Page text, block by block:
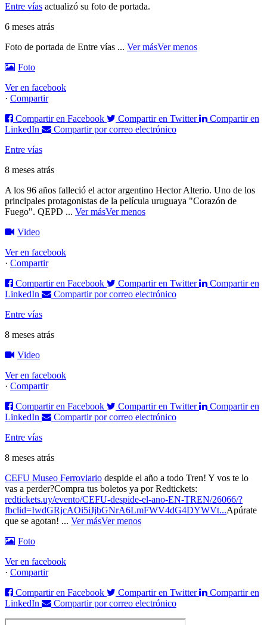
Entre vías actualizó su foto de portada.
6 meses atrás
Foto de portada de Entre vías ... Ver másVer menos
Foto
Ver en facebook
· Compartir
Compartir en Facebook
Compartir en Twitter
Compartir en
LinkedIn
Compartir por correo electrónico
Entre vías
8 meses atrás
A los 96 años falleció el actor argentino Hector Alterio. Uno de los
principales protagonistas de la película uruguaya "Corazón de
Fuego". QEPD ... Ver másVer menos
Video
Ver en facebook
· Compartir
Compartir en Facebook
Compartir en Twitter
Compartir en
LinkedIn
Compartir por correo electrónico
Entre vías
8 meses atrás
Video
Ver en facebook
· Compartir
Compartir en Facebook
Compartir en Twitter
Compartir en
LinkedIn
Compartir por correo electrónico
Entre vías
8 meses atrás
CEFU Museo Ferroviario despide el año a todo Tren! Y vos te lo
vas a perder?Compra tus boletos ya por Redtickets:
redtickets.uy/evento/CEFU-despide-el-ano-EN-TREN/26066/?
fbclid=IwdGRjcAOi5iJjbGNrA6LmFWV4dG4DYWVt...Apúrate
que se agotan! ... Ver másVer menos
Foto
Ver en facebook
· Compartir
Compartir en Facebook
Compartir en Twitter
Compartir en
LinkedIn
Compartir por correo electrónico